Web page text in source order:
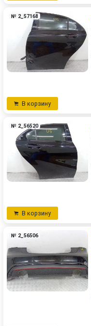
№ 2_57168
В корзину
№ 2_56520
В корзину
№ 2_56506